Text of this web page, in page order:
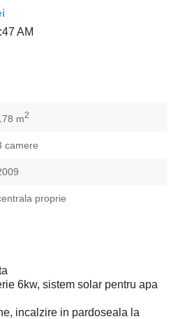
AM
m2
camere
proprie
6kw, sistem solar pentru apa
incalzire in pardoseala la